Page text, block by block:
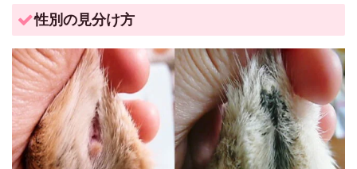
性別の見分け方